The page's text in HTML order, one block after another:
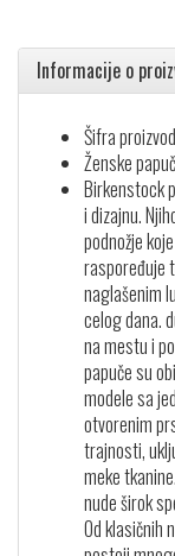
Informacije o
Šifra
Ženske
Birkenstock
i dizajnu.
podnožje
raspoređuje
naglašenim
celog dana.
na mestu i
papuče su
modele sa
otvorenim
trajnosti,
meke
nude širok
Od klasičnih